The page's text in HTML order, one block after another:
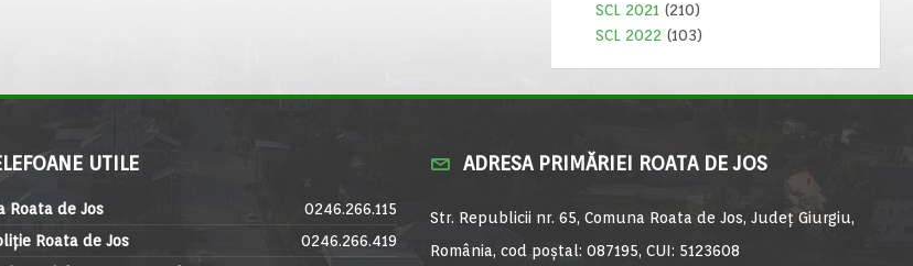
SCL 2021 (210)
SCL 2022 (103)
UTILE
Roata de Jos
0246.266.115
Roata de Jos
0246.266.419
ADRESA PRIMĂRIEI ROATA DE JOS
Str. Republicii nr. 65, Comuna Roata de Jos, Județ Giurgiu,
România, cod poștal: 087195, CUI: 5123608